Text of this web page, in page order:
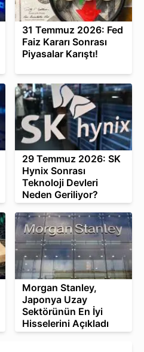
31 Temmuz 2026: Fed
Faiz Kararı Sonrası
Piyasalar Karıştı!
29 Temmuz 2026: SK
Hynix Sonrası
Teknoloji Devleri
Neden Geriliyor?
Morgan Stanley,
Japonya Uzay
Sektörünün En İyi
Hisselerini Açıkladı